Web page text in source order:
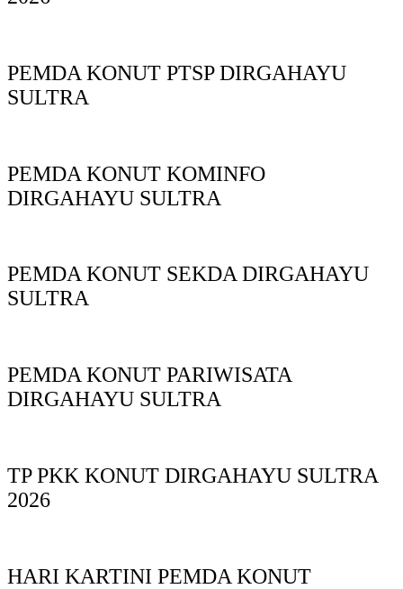
PEMDA KONUT PTSP DIRGAHAYU
SULTRA
PEMDA KONUT KOMINFO
DIRGAHAYU SULTRA
PEMDA KONUT SEKDA DIRGAHAYU
SULTRA
PEMDA KONUT PARIWISATA
DIRGAHAYU SULTRA
TP PKK KONUT DIRGAHAYU SULTRA
2026
HARI KARTINI PEMDA KONUT